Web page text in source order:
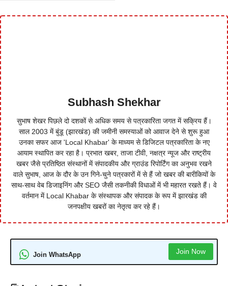
Subhash Shekhar
सुभाष शेखर पिछले दो दशकों से अधिक समय से पत्रकारिता जगत में सक्रिय हैं।
साल 2003 में बुंडू (झारखंड) की जमीनी समस्याओं को आवाज देने से शुरू हुआ
उनका सफर आज 'Local Khabar' के माध्यम से डिजिटल पत्रकारिता के नए
आयाम स्थापित कर रहा है। प्रभात खबर, ताजा टीवी, नक्षत्र न्यूज और राष्ट्रीय
खबर जैसे प्रतिष्ठित संस्थानों में संपादकीय और ग्राउंड रिपोर्टिंग का अनुभव रखने
वाले सुभाष, आज के दौर के उन गिने-चुने पत्रकारों में से हैं जो खबर की बारीकियों के
साथ-साथ वेब डिजाइनिंग और SEO जैसी तकनीकी विधाओं में भी महारत रखते हैं। वे
वर्तमान में Local Khabar के संस्थापक और संपादक के रूप में झारखंड की
जनपक्षीय खबरों का नेतृत्व कर रहे हैं।
Join WhatsApp Join Now